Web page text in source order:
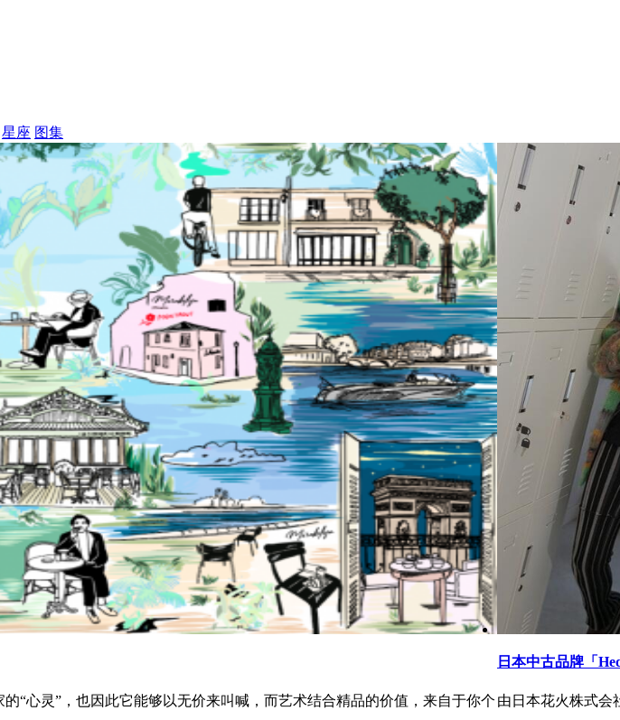
星座 图集
“心灵”，也因此它能够以无价来叫喊，而艺术结合精品的价值，来自于你个
日本中古品牌「
由日本花火株式会